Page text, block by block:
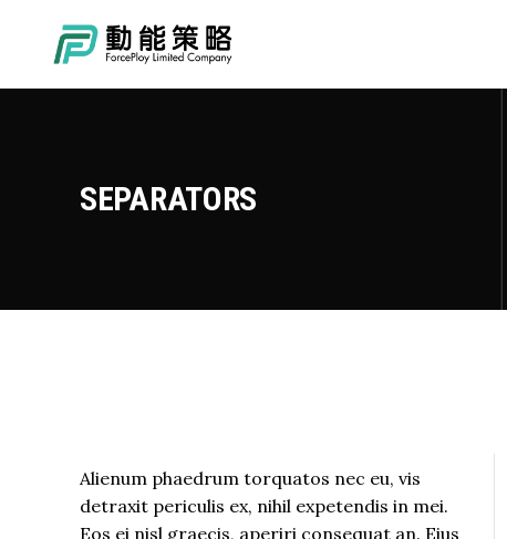
SEPARATORS
Alienum phaedrum torquatos nec eu, vis
detraxit periculis ex, nihil expetendis in mei.
Eos ei nisl graecis, aperiri consequat an. Eius